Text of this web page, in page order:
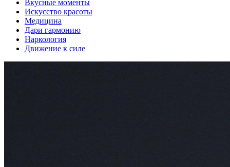
Вкусные моменты
Искусство красоты
Медицина
Дари гармонию
Наркология
Движение к силе